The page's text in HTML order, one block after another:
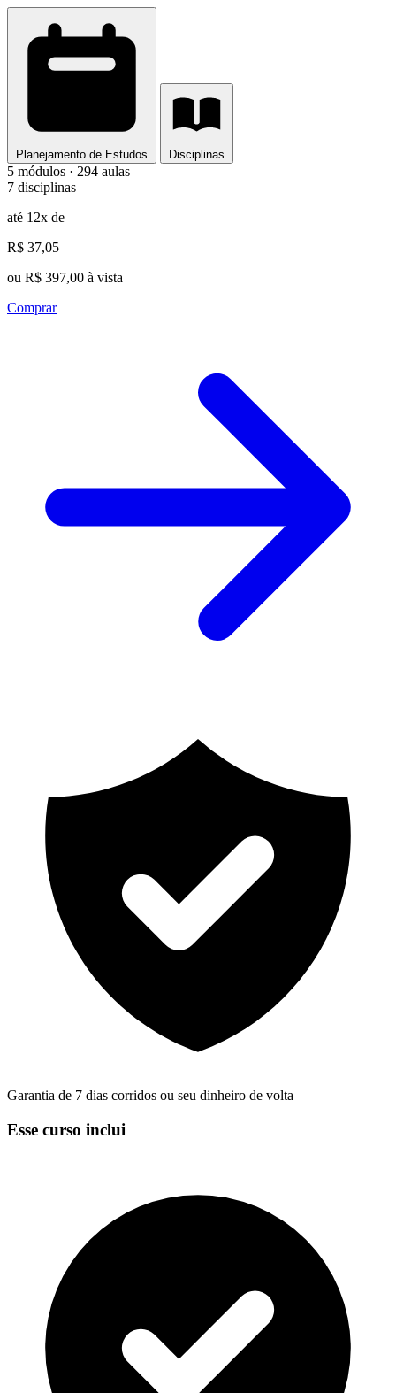
Planejamento de Estudos Disciplinas
5 módulos · 294 aulas
7 disciplinas
até 12x de
R$ 37,05
ou R$ 397,00 à vista
Comprar
Garantia de 7 dias corridos ou seu dinheiro de volta
Esse curso inclui